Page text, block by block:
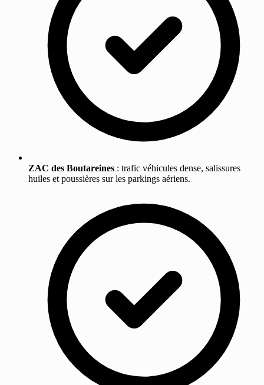
ZAC des Boutareines : trafic véhicules dense, salissures
huiles et poussières sur les parkings aériens.